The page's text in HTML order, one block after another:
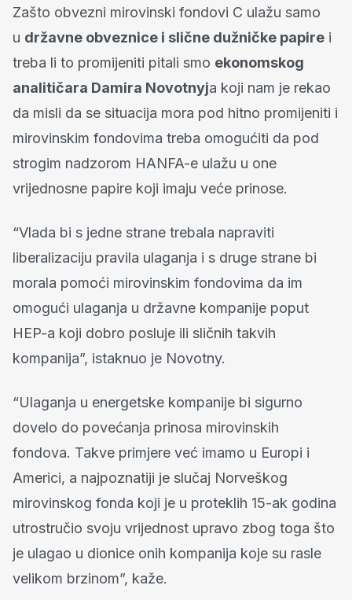
Zašto obvezni mirovinski fondovi C ulažu samo
u državne obveznice i slične dužničke papire i
treba li to promijeniti pitali smo ekonomskog
analitičara Damira Novotnyja koji nam je rekao
da misli da se situacija mora pod hitno promijeniti i
mirovinskim fondovima treba omogućiti da pod
strogim nadzorom HANFA-e ulažu u one
vrijednosne papire koji imaju veće prinose.
“Vlada bi s jedne strane trebala napraviti
liberalizaciju pravila ulaganja i s druge strane bi
morala pomoći mirovinskim fondovima da im
omogući ulaganja u državne kompanije poput
HEP-a koji dobro posluje ili sličnih takvih
kompanija”, istaknuo je Novotny.
“Ulaganja u energetske kompanije bi sigurno
dovelo do povećanja prinosa mirovinskih
fondova. Takve primjere već imamo u Europi i
Americi, a najpoznatiji je slučaj Norveškog
mirovinskog fonda koji je u proteklih 15-ak godina
utrostručio svoju vrijednost upravo zbog toga što
je ulagao u dionice onih kompanija koje su rasle
velikom brzinom”, kaže.